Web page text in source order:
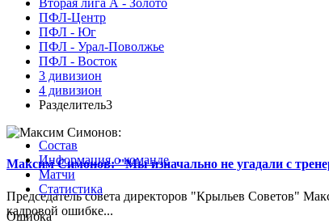
Вторая лига А - Золото
ПФЛ-Центр
ПФЛ - Юг
ПФЛ - Урал-Поволжье
ПФЛ - Восток
3 дивизион
4 дивизион
Разделитель3
Максим Симонов: "Мы изначально не угадали с
Председатель совета директоров "Крыльев Советов"
кадровой ошибке...
Состав
Информация о команде
Матчи
Статистика
Ошибка